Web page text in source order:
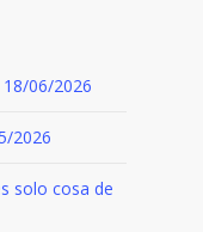
18/06/2026
2026
solo cosa de